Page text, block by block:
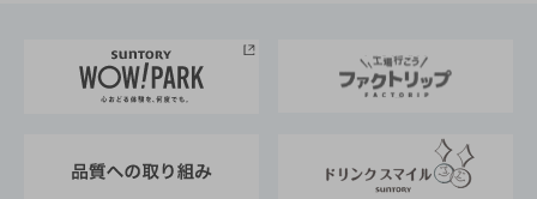
地域情報
サントリーサンバーズ大阪
サントリーが考えるサステナビリティ経営
企業概要